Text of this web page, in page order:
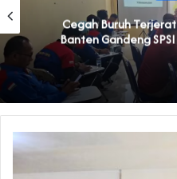
Cegah Buruh
Banten Gandeng